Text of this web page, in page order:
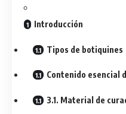
Introducción
Tipos de botiquines
Contenido esencial
3.1. Material de